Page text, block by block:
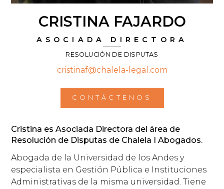
CRISTINA FAJARDO
ASOCIADA DIRECTORA
RESOLUCIÓN DE DISPUTAS
cristinaf@chalela-legal.com
CONTÁCTENOS
Cristina es Asociada Directora del área de
Resolución de Disputas de Chalela I Abogados.
Abogada de la Universidad de los Andes y
especialista en Gestión Pública e Instituciones
Administrativas de la misma universidad. Tiene